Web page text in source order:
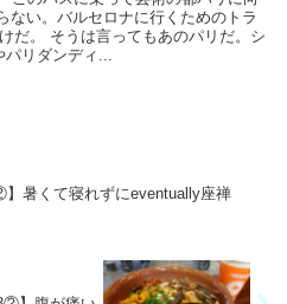
ない。バルセロナに行くためのトラ
だ。 そうは言ってもあのパリだ。シ
パリダンディ...
】暑くて寝れずにeventually座禅